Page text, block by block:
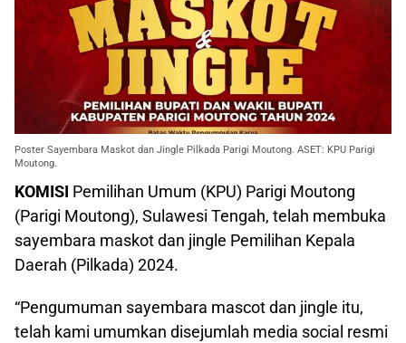
Poster Sayembara Maskot dan Jingle Pilkada Parigi Moutong. ASET: KPU Parigi
Moutong.
KOMISI Pemilihan Umum (KPU) Parigi Moutong
(Parigi Moutong), Sulawesi Tengah, telah membuka
sayembara maskot dan jingle Pemilihan Kepala
Daerah (Pilkada) 2024.
“Pengumuman sayembara mascot dan jingle itu,
telah kami umumkan disejumlah media social resmi